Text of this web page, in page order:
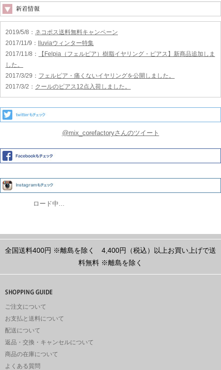
2019/5/8 ： ネコポス送料無料キャンペーン
2017/11/9 ： lluviaウィンター特集
2017/11/8 ：
【Felpia（フェルピア）樹脂イヤリング・ピアス】新商品追加しま
した。
2017/3/29 ： フェルピア・痛くないイヤリングを公開しました。
2017/3/2 ： クールのピアス12点入荷しました。
@mix_corefactoryさんのツイート
ロード中...
全国送料400円 ※離島を除く
4,400円（税込）以上お買い上げで送
料無料 ※離島を除く
ご注文について
お支払と送料について
配送について
返品・交換・キャンセルについて
商品の在庫について
よくある質問